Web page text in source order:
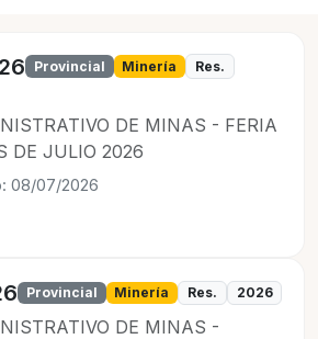
Provincial Minería
Res.
DE MINAS - FERIA
DE JULIO 2026
08/07/2026
Provincial Minería Res. 2026
DE MINAS -